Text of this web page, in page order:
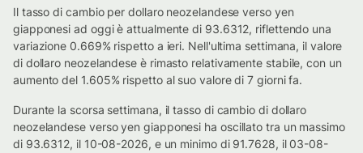
Il tasso di cambio per dollaro neozelandese verso yen
giapponesi ad oggi è attualmente di 93.6312, riflettendo una
variazione 0.669% rispetto a ieri. Nell'ultima settimana, il valore
di dollaro neozelandese è rimasto relativamente stabile, con un
aumento del 1.605% rispetto al suo valore di 7 giorni fa.
Durante la scorsa settimana, il tasso di cambio di dollaro
neozelandese verso yen giapponesi ha oscillato tra un massimo
di 93.6312, il 10-08-2026, e un minimo di 91.7628, il 03-08-